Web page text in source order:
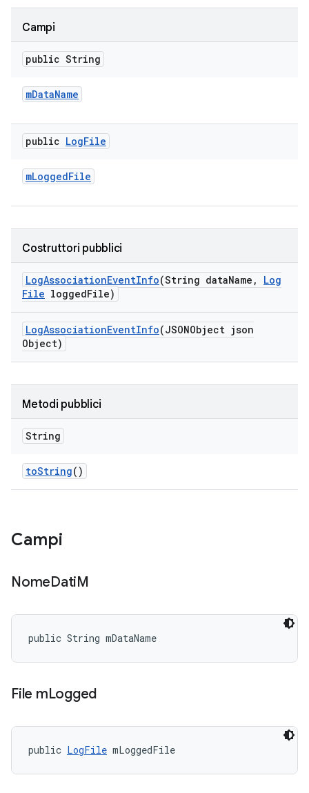
Campi
public String
mDataName
public LogFile
mLoggedFile
Costruttori pubblici
LogAssociationEventInfo(String dataName ,
Log
File loggedFile)
LogAssociationEventInfo(JSONObject json
Object)
Metodi pubblici
String
toString()
Campi
NomeDatiM
public String mDataName
File mLogged
public LogFile mLoggedFile